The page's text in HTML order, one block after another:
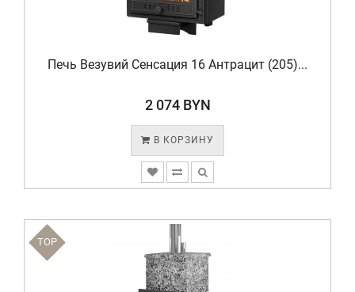
Печь Везувий Сенсация 16 Антрацит (205)...
2 074 BYN
В КОРЗИНУ
TOP